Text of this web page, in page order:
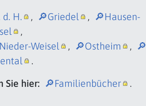
H. 🔎Griedel
🔎Hausen-
Weisel 🔎Ostheim
🔎
Sie hier: 🔎Familienbücher